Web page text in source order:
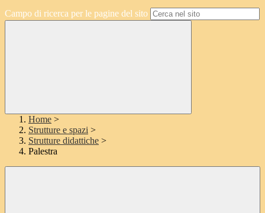
Campo di ricerca per le pagine del sito
Home >
Strutture e spazi >
Strutture didattiche >
Palestra